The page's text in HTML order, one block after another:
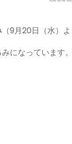
（9月20日（水）
になっています